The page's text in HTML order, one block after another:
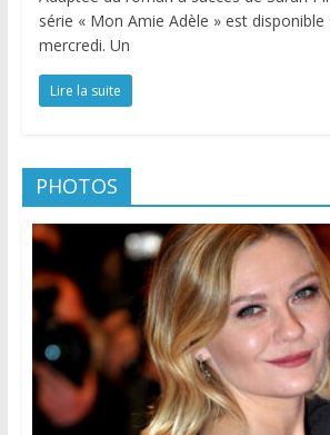
série « Mon Amie Adèle » est
mercredi. Un
Lire la suite
PHOTOS